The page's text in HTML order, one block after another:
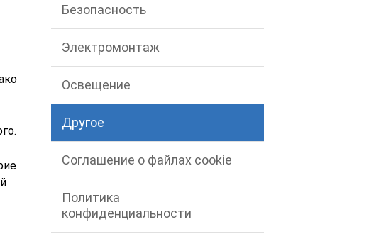
Безопасность
Электромонтаж
Освещение
Другое
Соглашение о файлах cookie
Политика
конфиденциальности